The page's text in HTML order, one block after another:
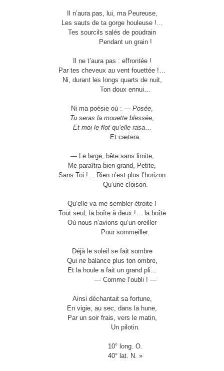
Il n’aura pas, lui, ma Peureuse,
Les sauts de ta gorge houleuse !…
Tes sourcils salés de poudrain
Pendant un grain !
Il ne t’aura pas : effrontée !
Par tes cheveux au vent fouettée !…
Ni, durant les longs quarts de nuit,
Ton doux ennui…
Ni ma poésie où : — Posée,
Tu seras la mouette blessée,
Et moi le flot qu’elle rasa…
Et cætera.
— Le large, bête sans limite,
Me paraîtra bien grand, Petite,
Sans Toi !… Rien n’est plus l’horizon
Qu’une cloison.
Qu’elle va me sembler étroite !
Tout seul, la boîte à deux !… la boîte
Où nous n’avions qu’un oreiller
Pour sommeiller.
Déjà le soleil se fait sombre
Qui ne balance plus ton ombre,
Et la houle a fait un grand pli…
— Comme l’oubli ! —
Ainsi déchantait sa fortune,
En vigie, au sec, dans la hune,
Par un soir frais, vers le matin,
Un pilotin.
10° long. O.
40° lat. N. »